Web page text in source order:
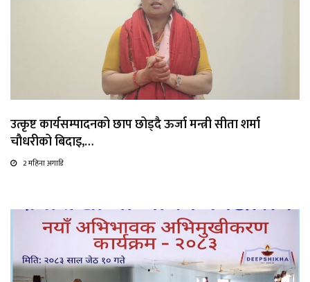
उत्कृष्ट कार्यसम्पादनको छाप छोड्दै ऊर्जा मन्त्री सीता शर्मा
चौधरीको बिदाइ,…
2 महिना अगाडि